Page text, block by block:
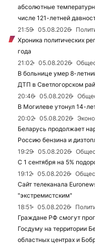
абсолютные
числе 121-летней
21:59
05.08.2026
Хроника политических
года
21:02
05.08.2026
В больнице умер 8-
ДТП в Светлогорском
20:46
05.08.2026
В Могилеве утонул 14-
20:02
05.08.2026
Беларусь продолжает
Россию бензина и
19:29
05.08.2026
С 1 сентября на 5%
19:12
05.08.2026
Сайт телеканала
"экстремистским"
18:51
05.08.2026
Граждане РФ смогут
Госдуму на территории
областных центрах и